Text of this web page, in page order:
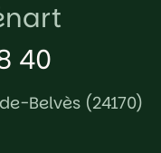
40
Belvès (24170)